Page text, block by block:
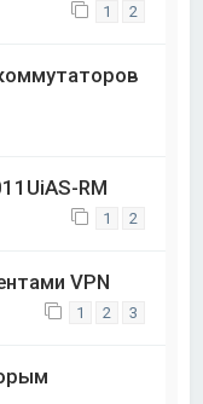
1 2
RM
1 2
VPN
1 2 3